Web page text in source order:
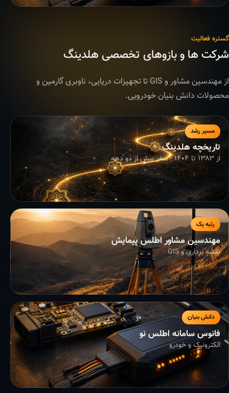
گستره فعالیت
شرکت ها و بازوهای تخصصی هلدینگ
از مهندسین مشاور و GIS تا تجهیزات دریایی، ناوبری گارمین و
محصولات دانش بنیان خودرویی.
مسیر رشد
تاریخچه هلدینگ
از ۱۳۸۳ تا ۱۴۰۴ - سفر بیش از دو دهه
رتبه یک
مهندسین مشاور اطلس پیمایش
نقشه برداری و GIS
دانش بنیان
فانوس سامانه اطلس نو
الکترونیک و خودرو